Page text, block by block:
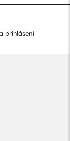
prihlásení